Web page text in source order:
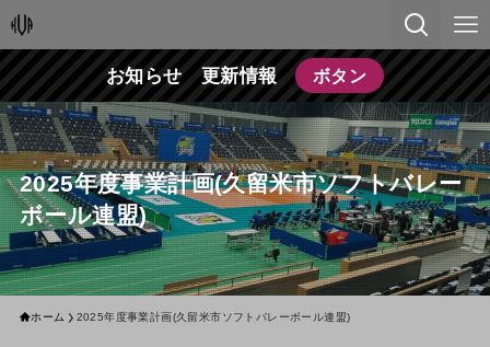
お知らせ 更新情報 ボタン
2025年度事業計画(久留米市ソフトバレー
ボール連盟)
ホーム 2025年度事業計画(久留米市ソフトバレーボール連盟)